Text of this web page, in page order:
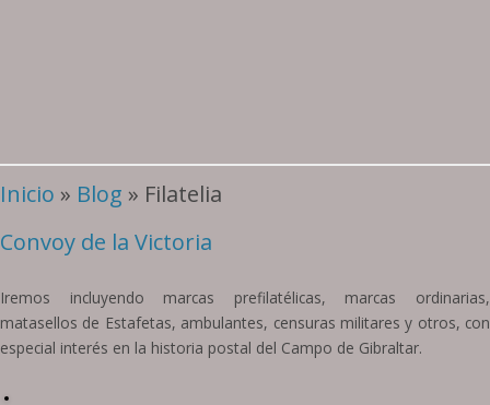
Inicio » Blog » Filatelia
Convoy de la Victoria
Iremos incluyendo marcas prefilatélicas, marcas ordinarias,
matasellos de Estafetas, ambulantes, censuras militares y otros, con
especial interés en la historia postal del Campo de Gibraltar.